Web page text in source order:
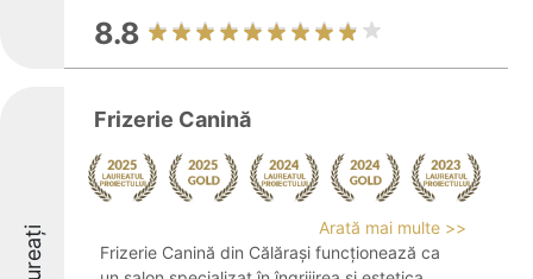
8.8
Frizerie Canină
Arată mai multe >>
Frizerie Canină din Călărași funcționează ca